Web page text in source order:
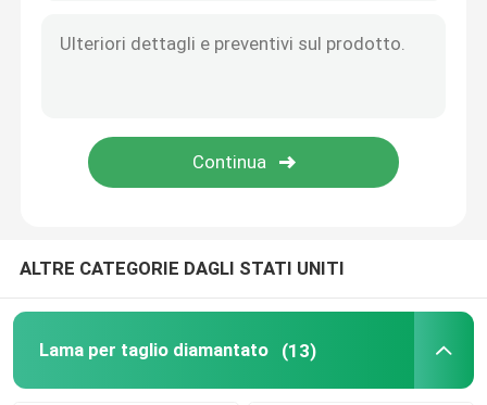
Lama per sega del carburo di tungsteno
Mola del carburo di tungsteno
ALTRE CATEGORIE DAGLI STATI UNITI
Lama per taglio diamantato (13)